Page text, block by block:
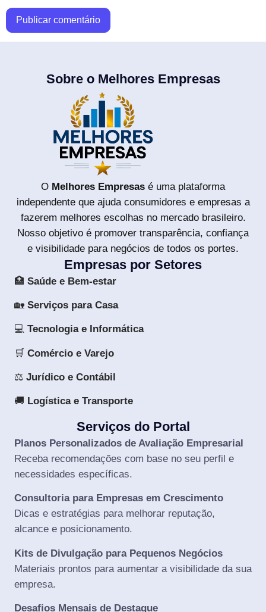
Sobre o Melhores Empresas
O Melhores Empresas é uma plataforma
independente que ajuda consumidores e empresas a
fazerem melhores escolhas no mercado brasileiro.
Nosso objetivo é promover transparência, confiança
e visibilidade para negócios de todos os portes.
Empresas por Setores
🏥 Saúde e Bem-estar
🏡 Serviços para Casa
💻 Tecnologia e Informática
🛒 Comércio e Varejo
⚖️ Jurídico e Contábil
🚚 Logística e Transporte
Serviços do Portal
Planos Personalizados de Avaliação Empresarial
Receba recomendações com base no seu perfil e
necessidades específicas.
Consultoria para Empresas em Crescimento
Dicas e estratégias para melhorar reputação,
alcance e posicionamento.
Kits de Divulgação para Pequenos Negócios
Materiais prontos para aumentar a visibilidade da sua
empresa.
Desafios Mensais de Destaque